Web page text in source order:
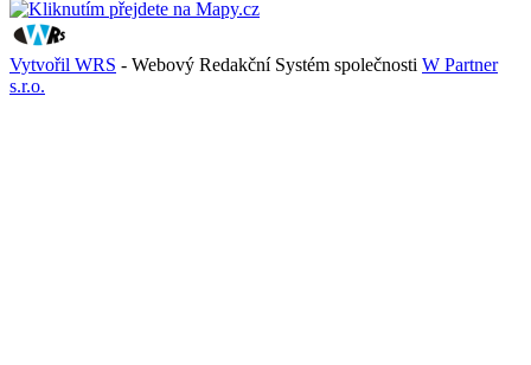
Vytvořil WRS - Webový Redakční Systém společnosti W Partner
s.r.o.